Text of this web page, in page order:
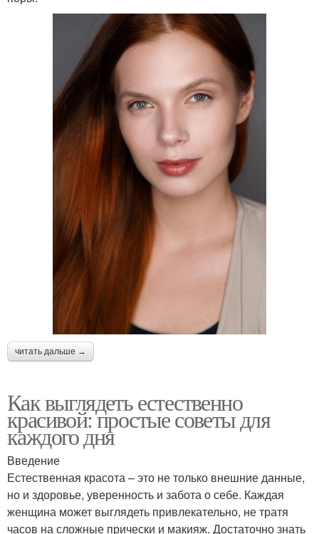
читать дальше →
Как выглядеть естественно
красивой: простые советы для
каждого дня
Введение
Естественная красота – это не только внешние данные,
но и здоровье, уверенность и забота о себе. Каждая
женщина может выглядеть привлекательно, не тратя
часов на сложные прически и макияж. Достаточно знать